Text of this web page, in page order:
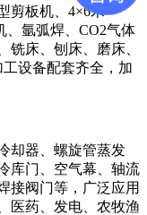
剪板机、4×6米
、氩弧焊、CO2气体
铣床、刨床、磨床、
设备配套齐全，加
却器、螺旋管蒸发
库门、空气幕、轴流
接阀门等，广泛应用
医药、发电、农牧渔